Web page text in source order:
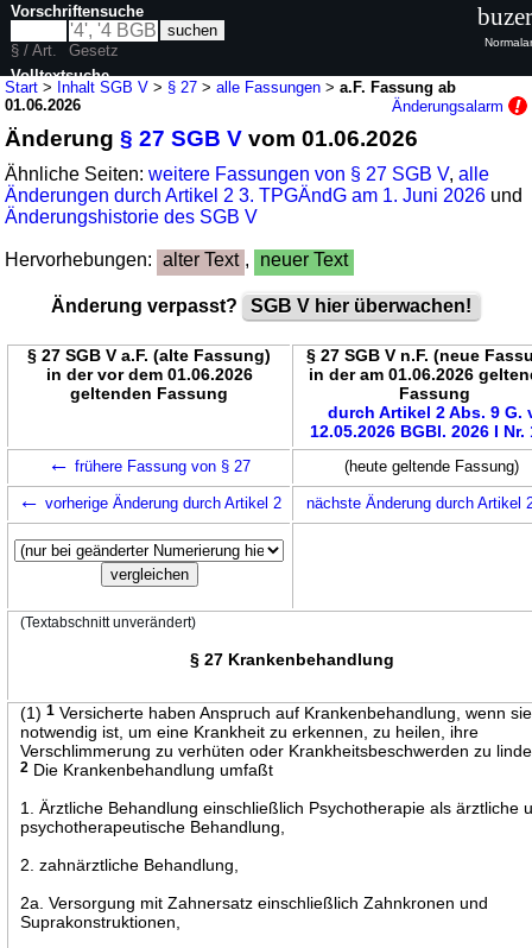
Start > Inhalt SGB V > § 27 >alle Fassungen >a.F. Fassung ab
01.06.2026
Änderungsalarm
Änderung§ 27 SGB V vom 01.06.2026
Ähnliche Seiten:weitere Fassungen von § 27 SGB V,alle
Änderungen durch Artikel 2 3. TPGÄndG am 1. Juni 2026 und
Änderungshistorie des SGB V
Hervorhebungen: alter Text , neuer Text
Änderung verpasst? SGB V hier überwachen!
§ 27 SGB V a.F. (alte Fassung)
in der vor dem 01.06.2026
geltenden Fassung
§ 27 SGB V n.F. (neue
in der am 01.06.2026
Fassung
durch Artikel 2 Abs. 9 G.
12.05.2026 BGBl. 2026 I Nr.
← frühere Fassung von § 27 (heute geltende Fassung)
← vorherige Änderung durch Artikel 2 nächste Änderung durch Artikel
(Textabschnitt unverändert)
§ 27 Krankenbehandlung
(1)1 Versicherte haben Anspruch auf Krankenbehandlung, wenn sie
notwendig ist, um eine Krankheit zu erkennen, zu heilen, ihre
Verschlimmerung zu verhüten oder Krankheitsbeschwerden zu
2 Die Krankenbehandlung umfaßt
1. Ärztliche Behandlung einschließlich Psychotherapie als ärztliche
psychotherapeutische Behandlung,
2. zahnärztliche Behandlung,
2a. Versorgung mit Zahnersatz einschließlich Zahnkronen und
Suprakonstruktionen,
Vorschriftensuche
§ / Art.
Gesetz
Volltextsuche